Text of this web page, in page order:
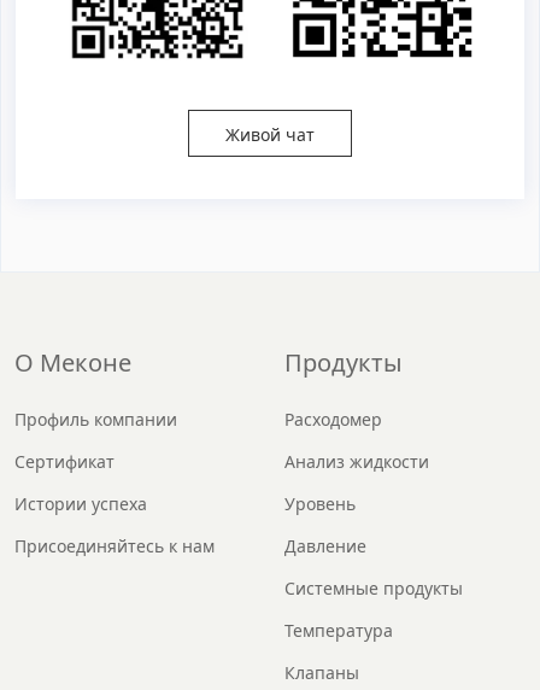
Живой чат
О Меконе
Профиль компании
Сертификат
Истории успеха
Присоединяйтесь к нам
Продукты
Расходомер
Анализ жидкости
Уровень
Давление
Системные продукты
Температура
Клапаны